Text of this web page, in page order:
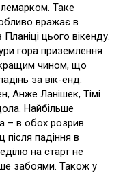
Таке
вражає в
цього вікенду.
гора приземлення
чином, що
за вік-енд.
Анже Ланішек, Тімі
Найбільше
– в обох розрив
після падіння в
на старт не
забоями. Також у